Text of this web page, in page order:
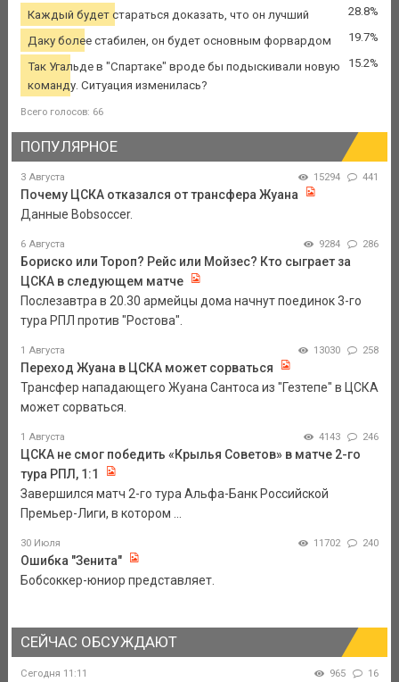
Каждый будет стараться доказать, что он лучший 28.8%
Даку более стабилен, он будет основным форвардом 19.7%
Так Угальде в "Спартаке" вроде бы подыскивали новую
команду. Ситуация изменилась?
15.2%
Всего голосов: 66
ПОПУЛЯРНОЕ
3 Августа 15294 441
Почему ЦСКА отказался от трансфера Жуана
Данные Bobsoccer.
6 Августа 9284 286
Бориско или Тороп? Рейс или Мойзес? Кто сыграет за
ЦСКА в следующем матче
Послезавтра в 20.30 армейцы дома начнут поединок 3-го
тура РПЛ против "Ростова".
1 Августа 13030 258
Переход Жуана в ЦСКА может сорваться
Трансфер нападающего Жуана Сантоса из "Гезтепе" в ЦСКА
может сорваться.
1 Августа 4143 246
ЦСКА не смог победить «Крылья Советов» в матче 2-го
тура РПЛ, 1:1
Завершился матч 2-го тура Альфа-Банк Российской
Премьер-Лиги, в котором ...
30 Июля 11702 240
Ошибка "Зенита"
Бобсоккер-юниор представляет.
СЕЙЧАС ОБСУЖДАЮТ
Сегодня 11:11 965 16